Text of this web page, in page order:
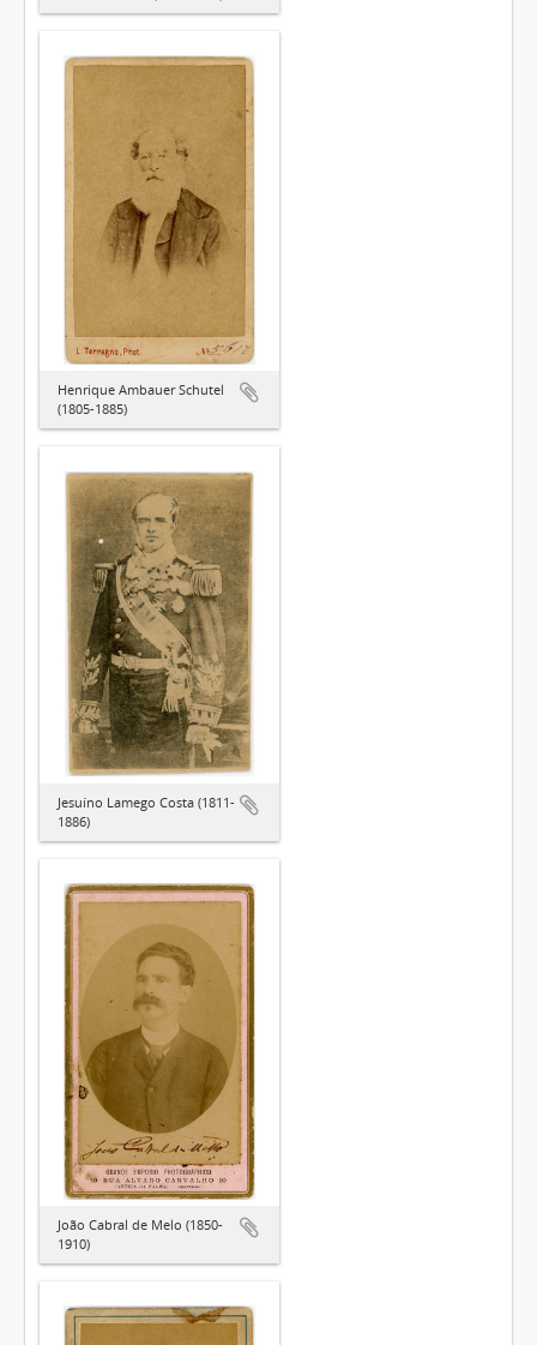
Henrique Ambauer Schutel
(1805-1885)
Jesuíno Lamego Costa (1811-
1886)
João Cabral de Melo (1850-
1910)